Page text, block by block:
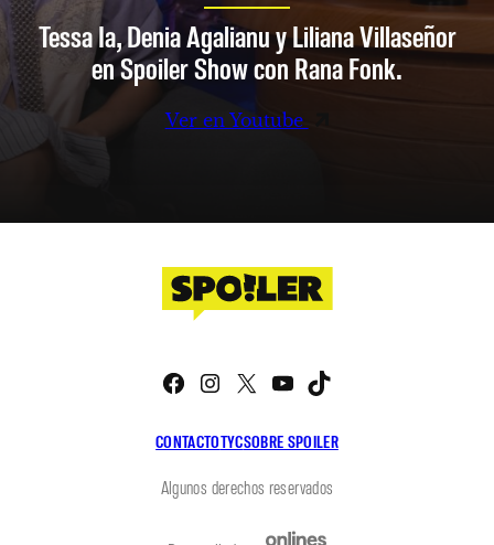
Tessa Ia, Denia Agalianu y Liliana Villaseñor
en Spoiler Show con Rana Fonk.
Ver en Youtube
CONTACTOTYCSOBRE SPOILER
Facebook
Instagram
X YouTube
Algunos derechos reservados